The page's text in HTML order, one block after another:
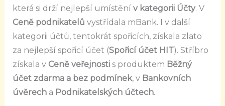
která si drží nejlepší umístěnív kategorii Účty. V
Ceně podnikatelů vystřídala mBank. I v další
kategorii účtů, tentokrát spořicích, získala zlato
za nejlepší spořicí účet (Spořicí účet HIT). Stříbro
získala v Ceně veřejnostis produktem Běžný
účet zdarma a bez podmínek, v Bankovních
úvěrech a Podnikatelských účtech.